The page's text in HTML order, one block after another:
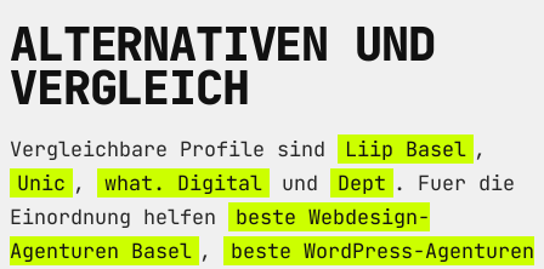
ALTERNATIVEN UND
VERGLEICH
Vergleichbare Profile sind Liip Basel ,
Unic , what. Digital und Dept . Fuer die
Einordnung helfen
beste Webdesign-
Agenturen Basel ,
beste WordPress-Agenturen